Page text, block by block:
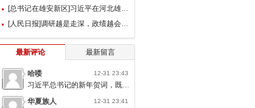
最新评论 最新留言
哈喽 12-31 23:43
习近平总书记的新年贺词，既充满温度，又饱含深情，太催人奋进了。
华夏族人
12-31 23:41